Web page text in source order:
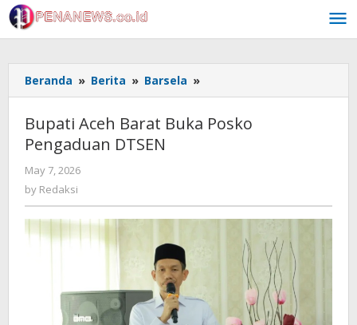
Skip
to
content
Beranda » Berita » Barsela »
Aceh
Buka
Bupati Aceh Barat Buka Posko
Pengaduan DTSEN
May 7, 2026
by Redaksi